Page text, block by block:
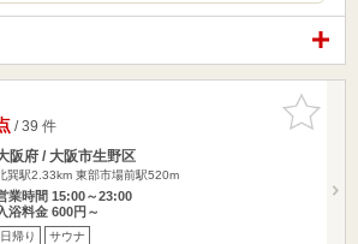
お気に入
りに追加
/ 39 件
阪府 / 大阪市生野区
巽駅2.33km 東部市場前駅520m
業時間 15:00～23:00
浴料金 600円～
日帰り サウナ